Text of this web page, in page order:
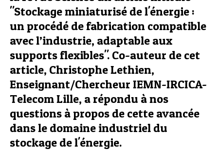
"Stockage miniaturisé de l'énergie :
un procédé de fabrication compatible
avec l’industrie, adaptable aux
supports flexibles". Co-auteur de cet
article, Christophe Lethien,
Enseignant/Chercheur IEMN-IRCICA-
Telecom Lille, a répondu à nos
questions à propos de cette avancée
dans le domaine industriel du
stockage de l'énergie.